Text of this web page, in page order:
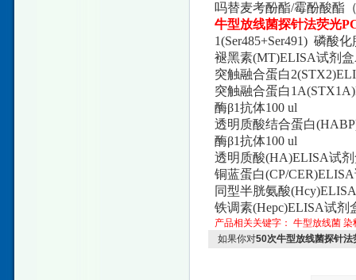
吗替麦考酚酯/霉酚酸酯
牛型放线菌探针法荧光
1(Ser485+Ser491) 磷酸
褪黑素(MT)ELISA试剂
突触融合蛋白
突触融合蛋白
酶β1抗体100 ul
透明质酸结合蛋白
酶β1抗体100 ul
透明质酸(HA)ELISA试
铜蓝蛋白(CP/
同型半胱氨酸
铁调素(Hepc)ELISA试剂
产品相关关键字： 牛型放线菌 染
如果你对50次牛型放线菌探针